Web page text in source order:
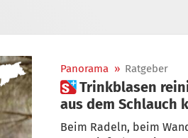
Panorama » Ratgeber
 Trinkblasen reinigen: Damit
aus dem Schlauch
kommt
Beim Radeln, beim